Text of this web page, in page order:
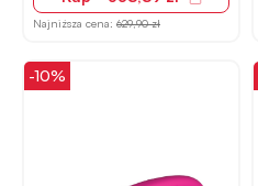
Najniższa cena: 629,90 zł
-10%